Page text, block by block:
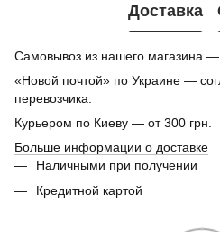
Доставка
Самовывоз из нашего магазина —
«Новой почтой» по Украине —
перевозчика.
Курьером по Киеву — от 300 грн.
Больше информации о доставке
Наличными при получении
Кредитной картой